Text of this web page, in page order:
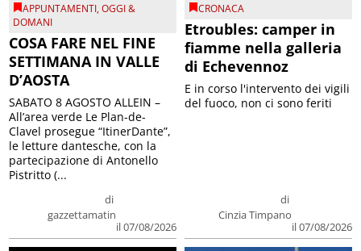
APPUNTAMENTI,OGGI &
DOMANI
COSA FARE NEL FINE
SETTIMANA IN VALLE
D’AOSTA
di
gazzettamatin
il 07/08/2026
SABATO 8 AGOSTO ALLEIN –
All’area verde Le Plan-de-
Clavel prosegue “ItinerDante”,
le letture dantesche, con la
partecipazione di Antonello
Pistritto (...
CRONACA
Etroubles: camper in
fiamme nella galleria
di Echevennoz
di
Cinzia Timpano
il 07/08/2026
E in corso l'intervento dei vigili
del fuoco, non ci sono feriti